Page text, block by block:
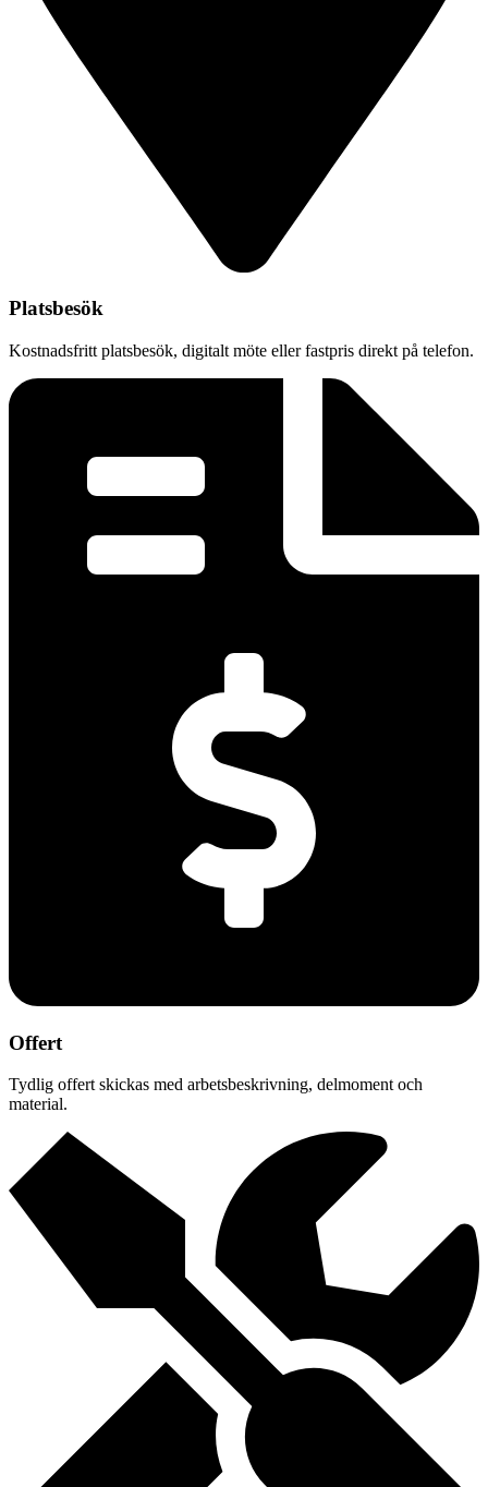
Platsbesök
Kostnadsfritt platsbesök, digitalt möte eller fastpris direkt på telefon.
Offert
Tydlig offert skickas med arbetsbeskrivning, delmoment och
material.